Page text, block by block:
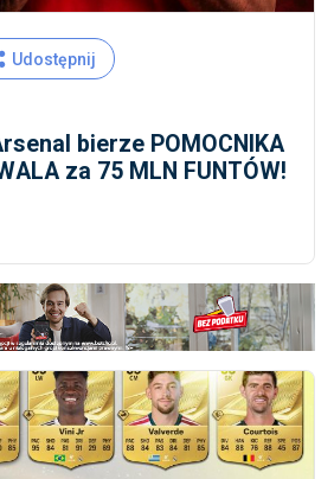
Udostępnij
bierze POMOCNIKA
za 75 MLN FUNTÓW!